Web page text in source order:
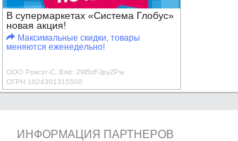
В супермаркетах «Система Глобус»
новая акция!
Максимальные скидки, товары
меняются еженедельно!
ООО Роксэт-С, Erid: 2W5zFJpyZPw
ОГРН 1024301315500
ИНФОРМАЦИЯ ПАРТНЕРОВ